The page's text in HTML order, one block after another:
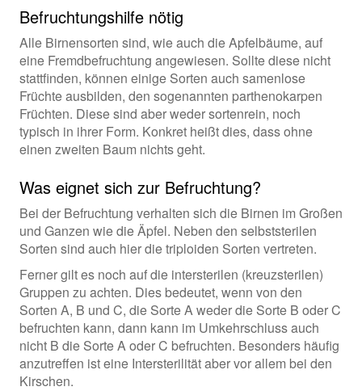
Befruchtungshilfe nötig
Alle Birnensorten sind, wie auch die Apfelbäume, auf
eine Fremdbefruchtung angewiesen. Sollte diese nicht
stattfinden, können einige Sorten auch samenlose
Früchte ausbilden, den sogenannten parthenokarpen
Früchten. Diese sind aber weder sortenrein, noch
typisch in ihrer Form. Konkret heißt dies, dass ohne
einen zweiten Baum nichts geht.
Was eignet sich zur Befruchtung?
Bei der Befruchtung verhalten sich die Birnen im Großen
und Ganzen wie die Äpfel. Neben den selbststerilen
Sorten sind auch hier die triploiden Sorten vertreten.
Ferner gilt es noch auf die intersterilen (kreuzsterilen)
Gruppen zu achten. Dies bedeutet, wenn von den
Sorten A, B und C, die Sorte A weder die Sorte B oder C
befruchten kann, dann kann im Umkehrschluss auch
nicht B die Sorte A oder C befruchten. Besonders häufig
anzutreffen ist eine Intersterilität aber vor allem bei den
Kirschen.